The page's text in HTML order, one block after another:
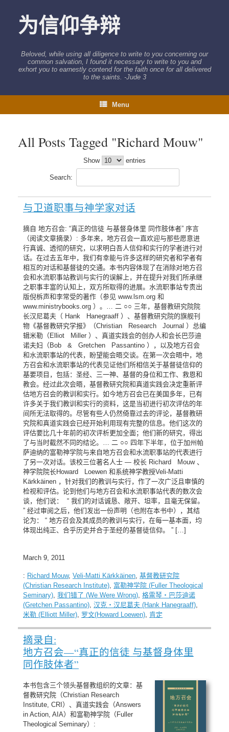
content为信仰争辩
Beloved, while using all diligence to write to you concerning our
common salvation, I found it necessary to write to you and
exhort you to earnestly contend for the faith once for all delivered
to the saints. -Jude 3
Menu
All Posts Tagged "Richard Mouw"
Show entries
Search:
与卫道职事与神学家对话
摘自 地方召会: “真正的信徒 与基督身体里 同作肢体者” 序言
（阅读文章摘录）: 多年来，地方召会一直欢迎与那些愿意进
行真诚、透彻的研究，以求明白吾人信仰和实行的学者进行对
话。在过去五年中，我们有幸能与许多这样的研究者和学者有
相互的对话和基督徒的交通。本书内容体现了在消除对地方召
会和水流职事站教训与实行的误解上，并在提升对我们所承继
之职事丰富的认知上，双方所取得的进展。水流职事站专责出
版倪柝声和李常受的著作（参见 www.lsm.org 和
www.ministrybooks.org ）。… 二 ○○ 三年，基督教研究院院
长汉尼葛夫（ Hank Hanegraaff ）、基督教研究院的旗舰刊
物《基督教研究学报》（Christian Research Journal ）总编
辑米勒（Elliot Miller ）、真道实践会的创办人和会长巴莎迪
诺夫妇（Bob & Gretchen Passantino ），以及地方召会
和水流职事站的代表，盼望能会晤交谈。在第一次会晤中，地
方召会和水流职事站的代表见证他们所相信关于基督徒信仰的
基要项目，包括：圣经、三一神、基督的身位和工作、救恩和
教会。经过此次会晤，基督教研究院和真道实践会决定重新评
估地方召会的教训和实行。如今地方召会已在美国多年，已有
许多关于我们教训和实行的资料，这是当初进行初次评估的年
间所无法取得的。尽管有些人仍然倚靠过去的评论，基督教研
究院和真道实践会已经开始利用现有完整的信息。他们这次的
评估要比几十年前的初次评析更加全面；他们新的研究，得出
了与当时截然不同的结论。… 二 ○○ 四年下半年，位于加州帕
萨迪纳的富勒神学院与来自地方召会和水流职事站的代表进行
了另一次对话。该校三位著名人士 — 校长 Richard Mouw 、
神学院院长Howard Loewen 和系统神学教授Veli-Matti
Kärkkäinen ，针对我们的教训与实行，作了一次广泛且审慎的
检视和评估。论到他们与地方召会和水流职事站代表的数次会
谈，他们说： “ 我们的对话诚恳、敞开、坦率，且毫无保留。
” 经过审阅之后，他们发出一份声明（也附在本书中），其结
论为： “ 地方召会及其成员的教训与实行，在每一基本面，均
体现出纯正、合乎历史并合于圣经的基督徒信仰。 ” […]
March 9, 2011
: Richard Mouw, Veli-Matti Kärkkäinen, 基督教研究院
(Christian Research Institute), 富勒神学院 (Fuller Theological
Seminary), 我们错了 (We Were Wrong), 格雷琴・巴莎迪诺
(Gretchen Passantino), 汉克・汉尼葛夫 (Hank Hanegraaff),
米勒 (Elliott Miller), 罗文(Howard Loewen), 肯定
摘录自:
地方召会—“真正的信徒 与基督身体里
同作肢体者”
本书包含三个领头基督教组织的文章：基
督教研究院（Christian Research
Institute, CRI）、真道实践会（Answers
in Action, AIA）和富勒神学院（Fuller
Theological Seminary）: